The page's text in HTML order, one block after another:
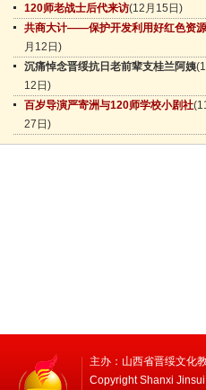
120师老战士后代来访(12月15日)
共商大计——保护开发利用好红色资源
月12日)
沉痛悼念晋绥抗日老前辈支桂兰阿姨
12日)
百岁导演严寄洲与120师学校小剧社
27日)
主办：山西省晋绥文化
Copyright Shanxi